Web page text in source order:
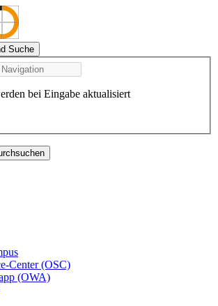
Suche
bei Eingabe aktualisiert
Center (OSC)
(OWA)